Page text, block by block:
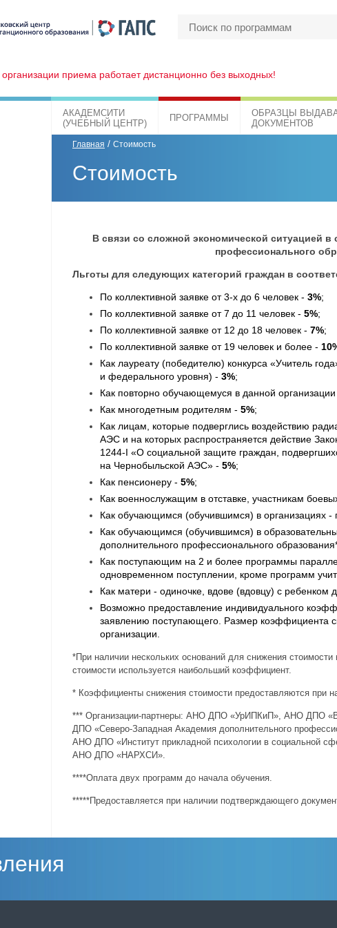
приема работает дистанционно без выходных!
АКАДЕМСИТИ
(УЧЕБНЫЙ ЦЕНТР)
ПРОГРАММЫ
ОБРАЗЦЫ
ДОКУМЕНТОВ
Главная / Стоимость
Стоимость
В связи со сложной экономической ситуацией
профессионального
Льготы для следующих категорий граждан в
По коллективной заявке от 3-х до 6 человек - 3%;
По коллективной заявке от 7 до 11 человек - 5%;
По коллективной заявке от 12 до 18 человек - 7%;
По коллективной заявке от 19 человек и более -
Как лауреату (победителю) конкурса «Учитель
и федерального уровня) - 3%;
Как повторно обучающемуся в данной организации
Как многодетным родителям - 5%;
Как лицам, которые подверглись воздействию
АЭС и на которых распространяется действие
1244-I «О социальной защите граждан,
на Чернобыльской АЭС» - 5%;
Как пенсионеру - 5%;
Как военнослужащим в отставке, участникам
Как обучающимся (обучившимся) в организациях -
Как обучающимся (обучившимся) в
дополнительного профессионального
Как поступающим на 2 и более программы
одновременном поступлении, кроме программ
Как матери - одиночке, вдове (вдовцу) с ребенком
Возможно предоставление индивидуального
заявлению поступающего. Размер коэффициента
организации.
*При наличии нескольких оснований для снижения
стоимости используется наибольший коэффициент.
* Коэффициенты снижения стоимости предоставляются при
*** Организации-партнеры: АНО ДПО «УрИПКиП», АНО
ДПО «Северо-Западная Академия дополнительного
АНО ДПО «Институт прикладной психологии в
АНО ДПО «НАРХСИ».
****Оплата двух программ до начала обучения.
*****Предоставляется при наличии подтверждающего